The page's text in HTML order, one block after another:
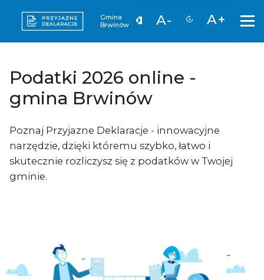
Gmina
Brwinów
A- A+
Podatki 2026 online -
gmina Brwinów
Poznaj Przyjazne Deklaracje - innowacyjne
narzędzie, dzięki któremu szybko, łatwo i
skutecznie rozliczysz się z podatków w Twojej
gminie.